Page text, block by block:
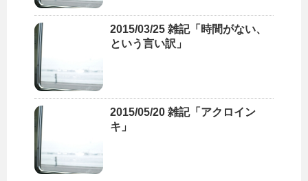
2015/03/25 雑記「時間がない、
という言い訳」
2015/05/20 雑記「アクロイン
キ」